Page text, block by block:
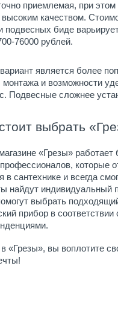
приемлемая, при этом
качеством.
подвесных биде
76000 рублей.
является более
монтажа и возможности
Подвесные сложнее
выбрать
«Грезы»
которые
в сантехнике и всегда
найдут индивидуальный
выбрать
прибор в
«Грезы», вы воплотите